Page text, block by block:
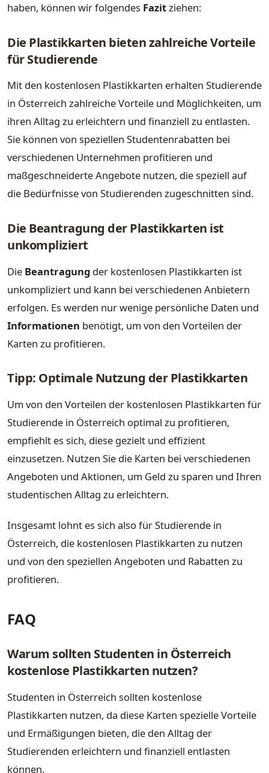
haben, können wir folgendes Fazitziehen:
Die Plastikkarten bieten zahlreiche Vorteile
für Studierende
Mit den kostenlosen Plastikkarten erhalten Studierende
in Österreich zahlreiche Vorteile und Möglichkeiten, um
ihren Alltag zu erleichtern und finanziell zu entlasten.
Sie können von speziellen Studentenrabatten bei
verschiedenen Unternehmen profitieren und
maßgeschneiderte Angebote nutzen, die speziell auf
die Bedürfnisse von Studierenden zugeschnitten sind.
Die Beantragung der Plastikkarten ist
unkompliziert
Die Beantragung der kostenlosen Plastikkarten ist
unkompliziert und kann bei verschiedenen Anbietern
erfolgen. Es werden nur wenige persönliche Daten und
Informationen benötigt, um von den Vorteilen der
Karten zu profitieren.
Tipp: Optimale Nutzung der Plastikkarten
Um von den Vorteilen der kostenlosen Plastikkarten für
Studierende in Österreich optimal zu profitieren,
empfiehlt es sich, diese gezielt und effizient
einzusetzen. Nutzen Sie die Karten bei verschiedenen
Angeboten und Aktionen, um Geld zu sparen und Ihren
studentischen Alltag zu erleichtern.
Insgesamt lohnt es sich also für Studierende in
Österreich, die kostenlosen Plastikkarten zu nutzen
und von den speziellen Angeboten und Rabatten zu
profitieren.
FAQ
Warum sollten Studenten in Österreich
kostenlose Plastikkarten nutzen?
Studenten in Österreich sollten kostenlose
Plastikkarten nutzen, da diese Karten spezielle Vorteile
und Ermäßigungen bieten, die den Alltag der
Studierenden erleichtern und finanziell entlasten
können.